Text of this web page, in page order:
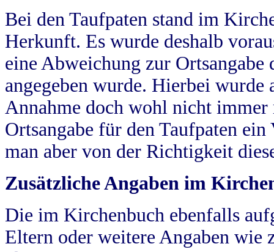
Bei den Taufpaten stand im
Herkunft. Es wurde deshalb
eine Abweichung zur
angegeben wurde. Hierbei wurde
Annahme doch wohl nicht
Ortsangabe für den Taufpaten
man aber von der Richtigkeit
Zusätzliche Angaben im
Die im Kirchenbuch ebenfalls
Eltern oder weitere Angaben wie